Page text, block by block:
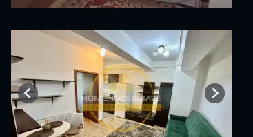
Previous Next